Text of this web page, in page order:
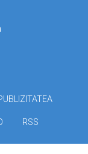
RSS